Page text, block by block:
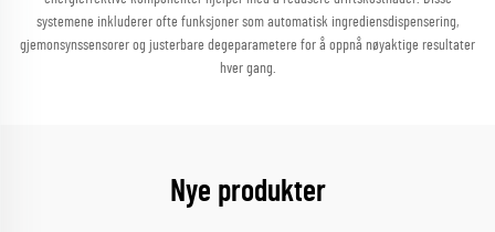
systemene inkluderer ofte funksjoner som automatisk ingrediensdispensering,
gjemonsynssensorer og justerbare degeparametere for å oppnå nøyaktige resultater
hver gang.
Nye produkter